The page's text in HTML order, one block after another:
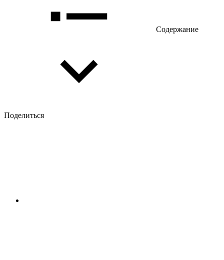
Содержание
Поделиться